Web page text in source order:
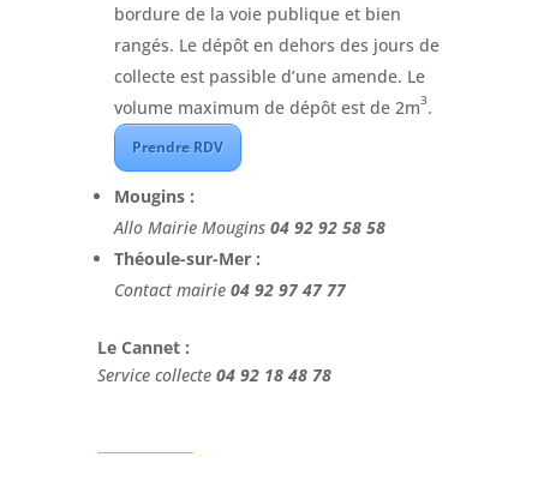
bordure de la voie publique et bien
rangés. Le dépôt en dehors des jours de
collecte est passible d’une amende. Le
volume maximum de dépôt est de 2m3.
Prendre RDV
Mougins :
Allo Mairie Mougins04 92 92 58 58
Théoule-sur-Mer :
Contact mairie04 92 97 47 77
Le Cannet :
Service collecte04 92 18 48 78